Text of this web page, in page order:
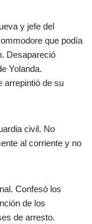
y jefe del
que podía
Desapareció
Yolanda.
arrepintió de su
civil. No
al corriente y no
Confesó los
de los
de arresto.